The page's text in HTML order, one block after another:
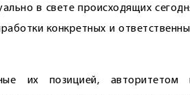
в свете происходящих
конкретных и
их позицией, авторитетом